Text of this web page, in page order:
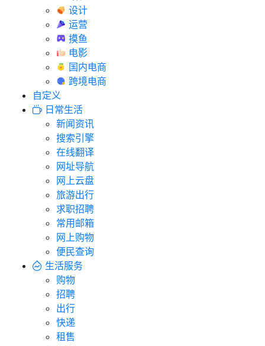
设计
运营
摸鱼
电影
国内电商
跨境电商
自定义
日常生活
新闻资讯
搜索引擎
在线翻译
网址导航
网上云盘
旅游出行
求职招聘
常用邮箱
网上购物
便民查询
生活服务
购物
招聘
出行
快递
租售